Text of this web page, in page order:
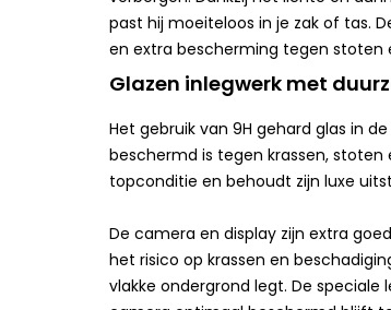
past hij moeiteloos in je zak of tas.
en extra bescherming tegen stoten
Glazen inlegwerk met
Het gebruik van 9H gehard glas in
beschermd is tegen krassen,
topconditie en behoudt zijn luxe
De camera en display zijn extra
het risico op krassen en
vlakke ondergrond legt. De